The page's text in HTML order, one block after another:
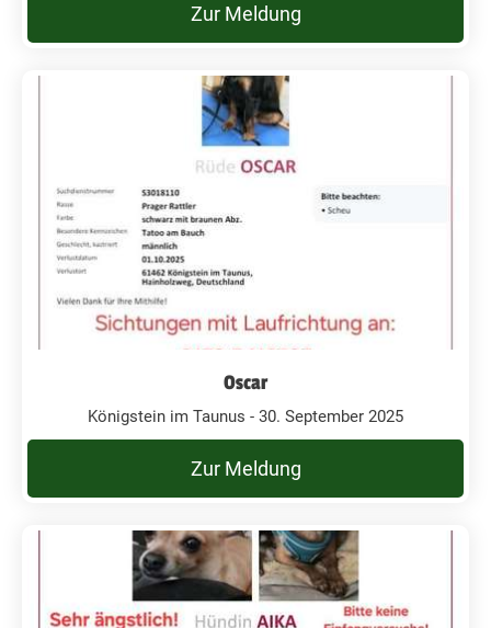
Zur Meldung
Oscar
Königstein im Taunus - 30. September 2025
Zur Meldung